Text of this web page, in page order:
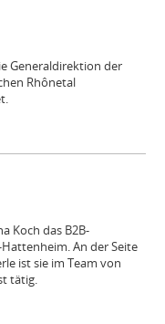
Generaldirektion der
Rhônetal
Koch das B2B-
An der Seite
ist sie im Team von
tätig.